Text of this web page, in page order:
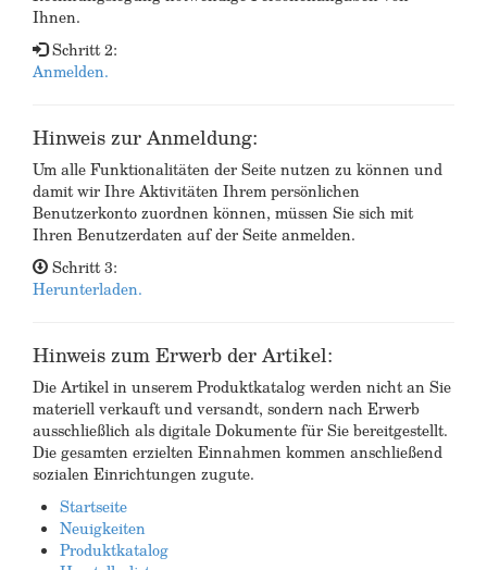
Ihnen.
Schritt 2:
Anmelden.
Hinweis zur Anmeldung:
Um alle Funktionalitäten der Seite nutzen zu können und
damit wir Ihre Aktivitäten Ihrem persönlichen
Benutzerkonto zuordnen können, müssen Sie sich mit
Ihren Benutzerdaten auf der Seite anmelden.
Schritt 3:
Herunterladen.
Hinweis zum Erwerb der Artikel:
Die Artikel in unserem Produktkatalog werden nicht an Sie
materiell verkauft und versandt, sondern nach Erwerb
ausschließlich als digitale Dokumente für Sie bereitgestellt.
Die gesamten erzielten Einnahmen kommen anschließend
sozialen Einrichtungen zugute.
Startseite
Neuigkeiten
Produktkatalog